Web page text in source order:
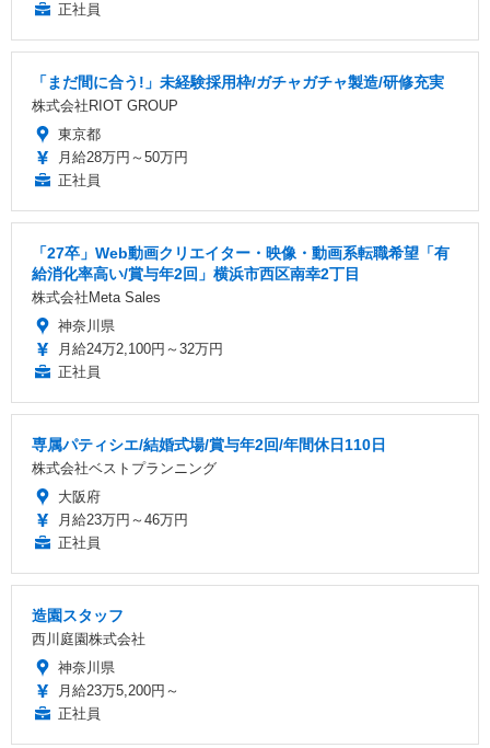
正社員
「まだ間に合う!」未経験採用枠/ガチャガチャ製造/研修充実
株式会社RIOT GROUP
東京都
月給28万円～50万円
正社員
「27卒」Web動画クリエイター・映像・動画系転職希望「有
給消化率高い/賞与年2回」横浜市西区南幸2丁目
株式会社Meta Sales
神奈川県
月給24万2,100円～32万円
正社員
専属パティシエ/結婚式場/賞与年2回/年間休日110日
株式会社ベストプランニング
大阪府
月給23万円～46万円
正社員
造園スタッフ
西川庭園株式会社
神奈川県
月給23万5,200円～
正社員